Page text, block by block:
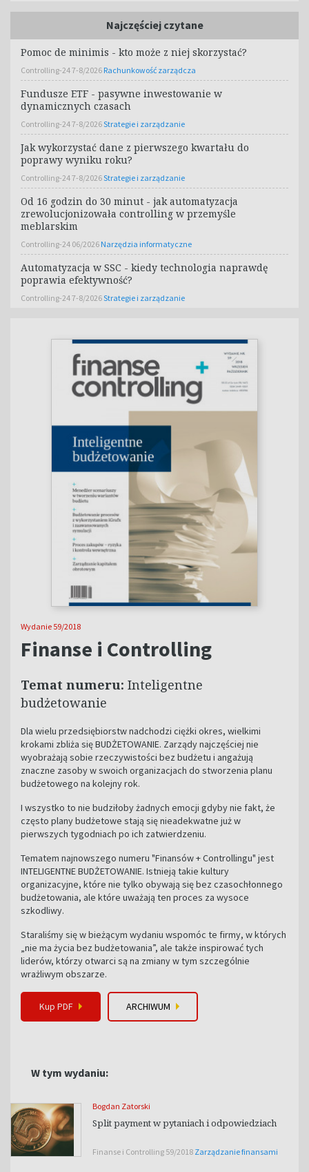
Wydanie 59/2018
Finanse i Controlling
Temat numeru: Inteligentne
budżetowanie
Dla wielu przedsiębiorstw nadchodzi ciężki okres, wielkimi
krokami zbliża się BUDŻETOWANIE. Zarządy najczęściej nie
wyobrażają sobie rzeczywistości bez budżetu i angażują
znaczne zasoby w swoich organizacjach do stworzenia planu
budżetowego na kolejny rok.
I wszystko to nie budziłoby żadnych emocji gdyby nie fakt, że
często plany budżetowe stają się nieadekwatne już w
pierwszych tygodniach po ich zatwierdzeniu.
Tematem najnowszego numeru "Finansów + Controllingu" jest
INTELIGENTNE BUDŻETOWANIE. Istnieją takie kultury
organizacyjne, które nie tylko obywają się bez czasochłonnego
budżetowania, ale które uważają ten proces za wysoce
szkodliwy.
Staraliśmy się w bieżącym wydaniu wspomóc te firmy, w których
„nie ma życia bez budżetowania”, ale także inspirować tych
liderów, którzy otwarci są na zmiany w tym szczególnie
wrażliwym obszarze.
Kup PDF ARCHIWUM
W tym wydaniu:
Bogdan Zatorski
Split payment w pytaniach i odpowiedziach
Finanse i Controlling 59/2018 Zarządzanie finansami
Najczęściej czytane
Pomoc de minimis - kto może z niej skorzystać?
Controlling-24 7-8/2026 Rachunkowość zarządcza
Fundusze ETF - pasywne inwestowanie w
dynamicznych czasach
Controlling-24 7-8/2026Strategie i zarządzanie
Jak wykorzystać dane z pierwszego kwartału do
poprawy wyniku roku?
Controlling-24 7-8/2026Strategie i zarządzanie
Od 16 godzin do 30 minut - jak automatyzacja
zrewolucjonizowała controlling w przemyśle
meblarskim
Controlling-24 06/2026 Narzędzia informatyczne
Automatyzacja w SSC - kiedy technologia naprawdę
poprawia efektywność?
Controlling-24 7-8/2026Strategie i zarządzanie